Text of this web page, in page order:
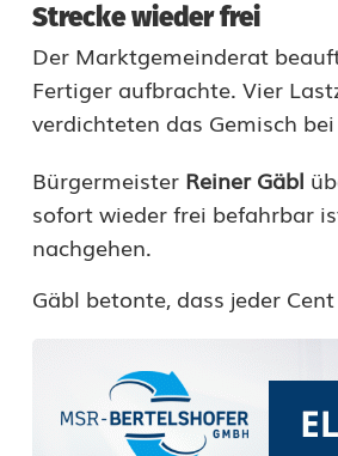
p
i
s
e
w
i
Strecke wieder frei
Der Marktgemeinderat
Fertiger aufbrachte. Vier
verdichteten das Gemisch
Bürgermeister Reiner Gäbl
sofort wieder frei befahrbar
nachgehen.
Gäbl betonte, dass jeder